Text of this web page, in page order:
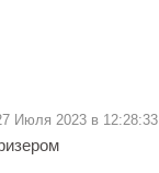
Июля 2023 в 12:28:33